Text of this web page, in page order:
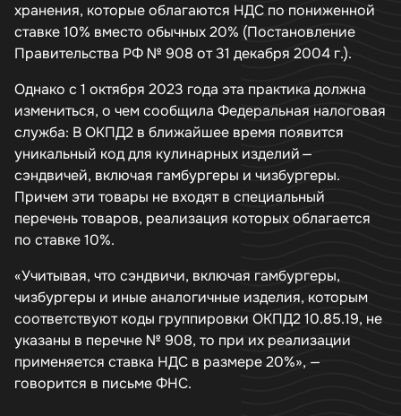
хранения, которые облагаются НДС по пониженной
ставке 10% вместо обычных 20% (Постановление
Правительства РФ № 908 от 31 декабря 2004 г.).
Однако с 1 октября 2023 года эта практика должна
измениться, о чем сообщила Федеральная налоговая
служба: В ОКПД2 в ближайшее время появится
уникальный код для кулинарных изделий —
сэндвичей, включая гамбургеры и чизбургеры.
Причем эти товары не входят в специальный
перечень товаров, реализация которых облагается
по ставке 10%.
«Учитывая, что сэндвичи, включая гамбургеры,
чизбургеры и иные аналогичные изделия, которым
соответствуют коды группировки ОКПД2 10.85.19, не
указаны в перечне № 908, то при их реализации
применяется ставка НДС в размере 20%», —
говорится в письме ФНС.